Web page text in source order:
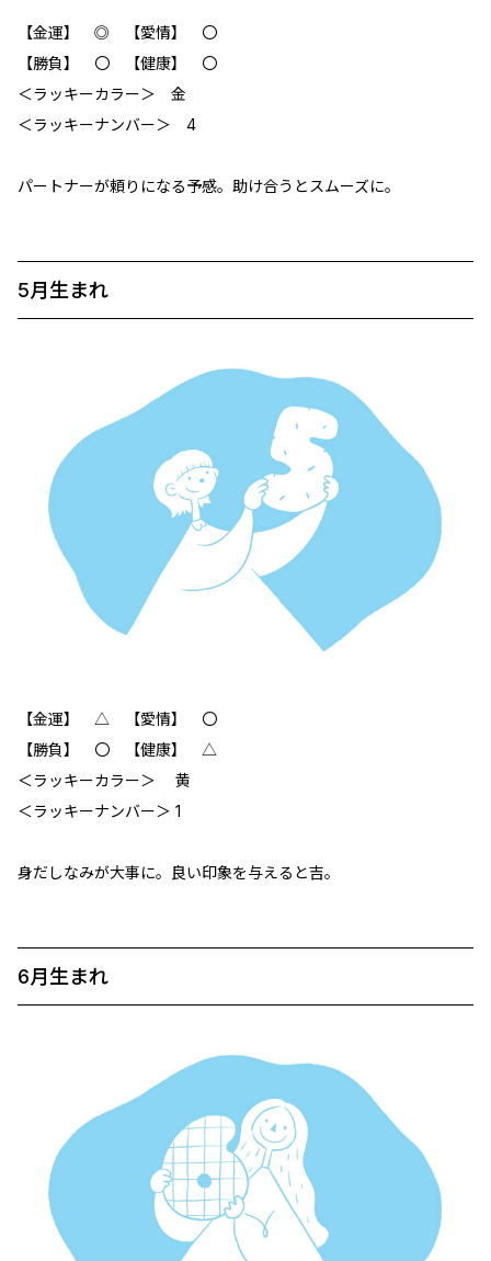
【金運】 ◎ 【愛情】 〇
【勝負】 〇 【健康】 〇
＜ラッキーカラー＞ 金
＜ラッキーナンバー＞ 4
パートナーが頼りになる予感。助け合うとスムーズに。
5月生まれ
【金運】 △ 【愛情】 〇
【勝負】 〇 【健康】 △
＜ラッキーカラー＞ 黄
＜ラッキーナンバー＞ 1
身だしなみが大事に。良い印象を与えると吉。
6月生まれ